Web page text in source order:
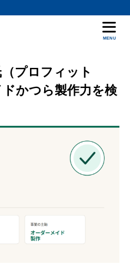
MENU
プロフィット
かつら製作力を検